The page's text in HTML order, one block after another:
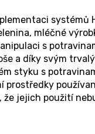
mléčné
s
a díky svým
styku s
jejich použití